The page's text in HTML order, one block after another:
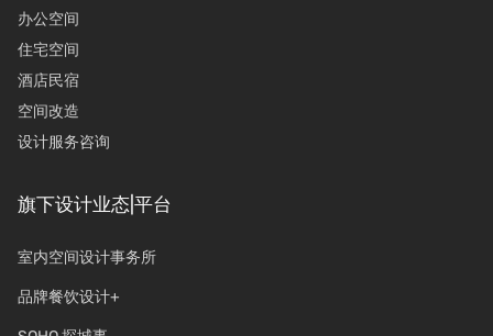
办公空间
住宅空间
酒店民宿
空间改造
设计服务咨询
旗下设计业态|平台
室内空间设计事务所
品牌餐饮设计+